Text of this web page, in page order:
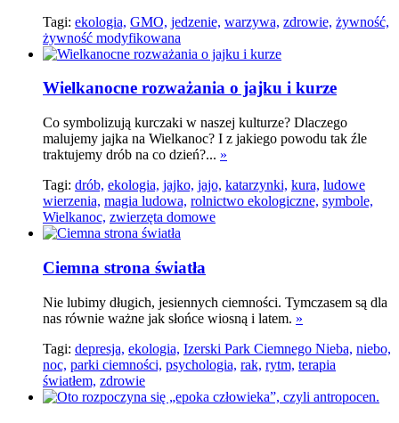
Tagi: ekologia, GMO, jedzenie, warzywa, zdrowie, żywność,
żywność modyfikowana
Wielkanocne rozważania o jajku i kurze
Co symbolizują kurczaki w naszej kulturze? Dlaczego
malujemy jajka na Wielkanoc? I z jakiego powodu tak źle
traktujemy drób na co dzień?... »
Tagi: drób, ekologia, jajko, jajo, katarzynki, kura, ludowe
wierzenia, magia ludowa, rolnictwo ekologiczne, symbole,
Wielkanoc, zwierzęta domowe
Ciemna strona światła
Nie lubimy długich, jesiennych ciemności. Tymczasem są dla
nas równie ważne jak słońce wiosną i latem. »
Tagi: depresja, ekologia, Izerski Park Ciemnego Nieba, niebo,
noc, parki ciemności, psychologia, rak, rytm, terapia
światłem, zdrowie